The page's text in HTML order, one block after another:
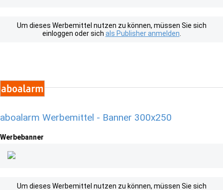
Um dieses Werbemittel nutzen zu können, müssen Sie sich
einloggen oder sich als Publisher anmelden
aboalarm Werbemittel - Banner 300x250
Werbebanner
Um dieses Werbemittel nutzen zu können, müssen Sie sich